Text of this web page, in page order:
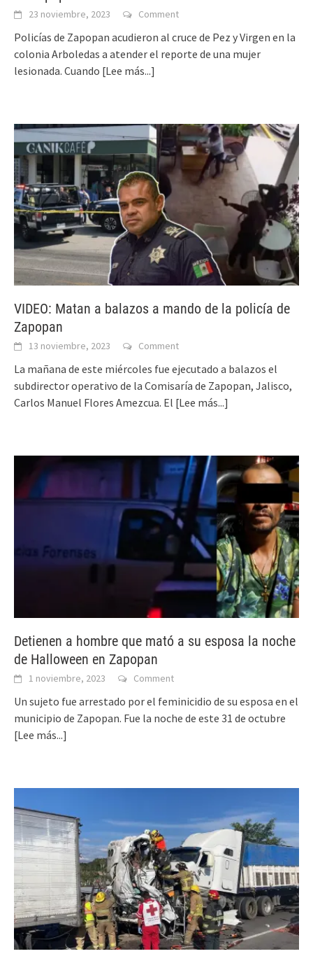
23 noviembre, 2023 Comment
Policías de Zapopan acudieron al cruce de Pez y Virgen en la
colonia Arboledas a atender el reporte de una mujer
lesionada. Cuando [Lee más...]
VIDEO: Matan a balazos a mando de la policía de
Zapopan
13 noviembre, 2023 Comment
La mañana de este miércoles fue ejecutado a balazos el
subdirector operativo de la Comisaría de Zapopan, Jalisco,
Carlos Manuel Flores Amezcua. El [Lee más...]
Detienen a hombre que mató a su esposa la noche
de Halloween en Zapopan
1 noviembre, 2023 Comment
Un sujeto fue arrestado por el feminicidio de su esposa en el
municipio de Zapopan. Fue la noche de este 31 de octubre
[Lee más...]